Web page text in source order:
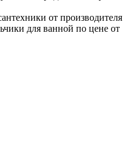
от производителя
для ванной по цене от